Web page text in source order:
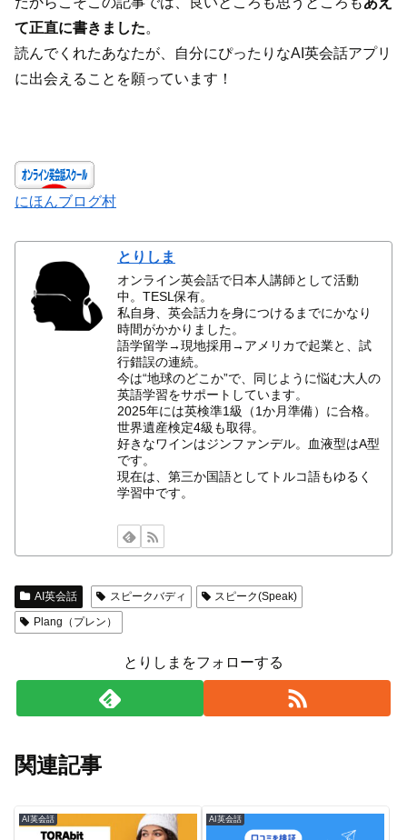
て正直に書きました。
読んでくれたあなたが、自分にぴったりなAI英会話アプリ
に出会えることを願っています！
にほんブログ村
とりしま
オンライン英会話で日本人講師として活動
中。TESL保有。
私自身、英会話力を身につけるまでにかなり
時間がかかりました。
語学留学→現地採用→アメリカで起業と、試
行錯誤の連続。
今は“地球のどこか”で、同じように悩む大人の
英語学習をサポートしています。
2025年には英検準1級（1か月準備）に合格。
世界遺産検定4級も取得。
好きなワインはジンファンデル。血液型はA型
です。
現在は、第三か国語としてトルコ語もゆるく
学習中です。
AI英会話 スピークバディ
スピーク(Speak)
Plang（プレン）
とりしまをフォローする
関連記事
AI英会話 AI英会話